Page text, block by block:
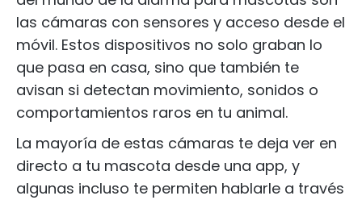
las cámaras con sensores y acceso desde el
móvil. Estos dispositivos no solo graban lo
que pasa en casa, sino que también te
avisan si detectan movimiento, sonidos o
comportamientos raros en tu animal.
La mayoría de estas cámaras te deja ver en
directo a tu mascota desde una app, y
algunas incluso te permiten hablarle a través